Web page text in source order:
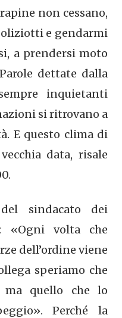
non cessano,
e gendarmi
a prendersi moto
dettate dalla
inquietanti
si ritrovano a
E questo clima di
data, risale
sindacato dei
«Ogni volta che
dell’ordine viene
speriamo che
quello che lo
Perché la